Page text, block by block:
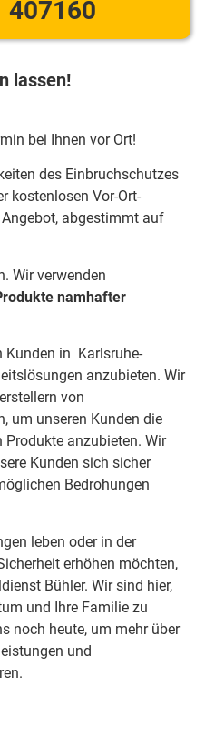
407160
lassen!
bei Ihnen vor Ort!
des Einbruchschutzes
kostenlosen Vor-Ort-
abgestimmt auf
Wir verwenden
namhafter
Kunden in Karlsruhe-
anzubieten. Wir
von
um unseren Kunden die
anzubieten. Wir
Kunden sich sicher
Bedrohungen
leben oder in der
erhöhen möchten,
Bühler. Wir sind hier,
und Ihre Familie zu
noch heute, um mehr über
und